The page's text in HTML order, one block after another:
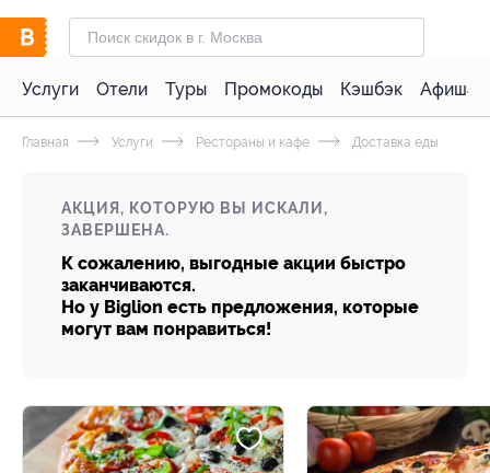
Услуги Отели Туры Промокоды Кэшбэк Афиша
Главная Услуги Рестораны и кафе Доставка еды
АКЦИЯ, КОТОРУЮ ВЫ ИСКАЛИ,
ЗАВЕРШЕНА.
К сожалению, выгодные акции быстро
заканчиваются.
Но у Biglion есть предложения, которые
могут вам понравиться!